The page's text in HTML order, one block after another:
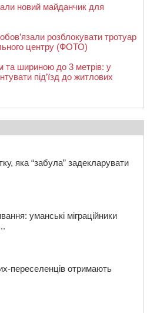
новий майданчик для
розблокувати тротуар
центру (ФОТО)
та шириною до 3 метрів: у
під’їзд до житлових
яка “забула” задекларувати
уманські міграційники
переселенців отримають